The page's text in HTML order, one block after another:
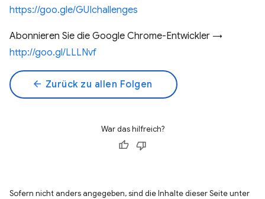
https://goo.gle/GUIchallenges
Abonnieren Sie die Google Chrome-Entwickler →
http://goo.gl/LLLNvf
arrow_back Zurück zu allen Folgen
War das hilfreich?
Sofern nicht anders angegeben, sind die Inhalte dieser Seite unter